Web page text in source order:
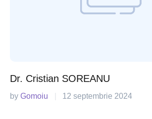
Dr. Cristian SOREANU
by Gomoiu 12 septembrie 2024